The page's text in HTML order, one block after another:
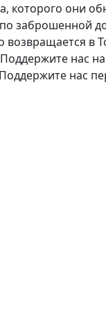
которого они
заброшенной
возвращается в
нас на
нас